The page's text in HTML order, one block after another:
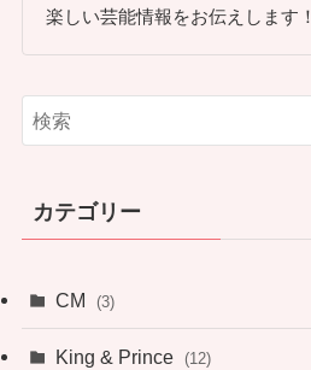
楽しい芸能情報をお伝えします！
カテゴリー
CM (3)
King & Prince (12)